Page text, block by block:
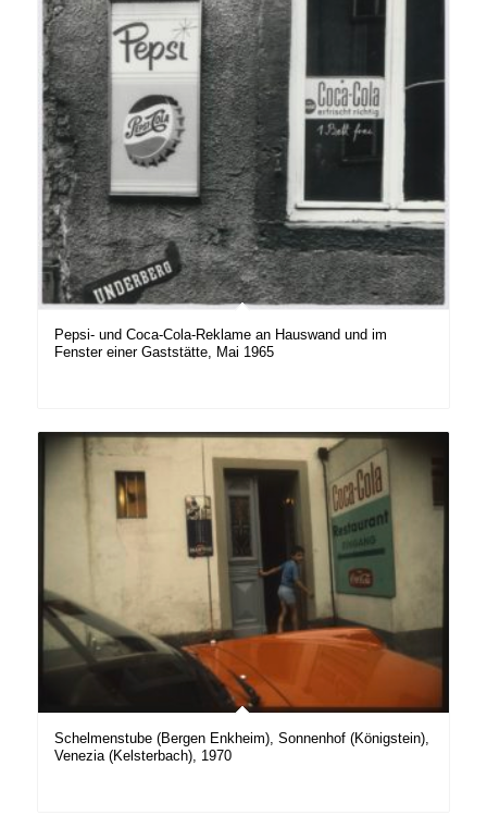
Pepsi- und Coca-Cola-Reklame an Hauswand und im
Fenster einer Gaststätte, Mai 1965
Schelmenstube (Bergen Enkheim), Sonnenhof (Königstein),
Venezia (Kelsterbach), 1970